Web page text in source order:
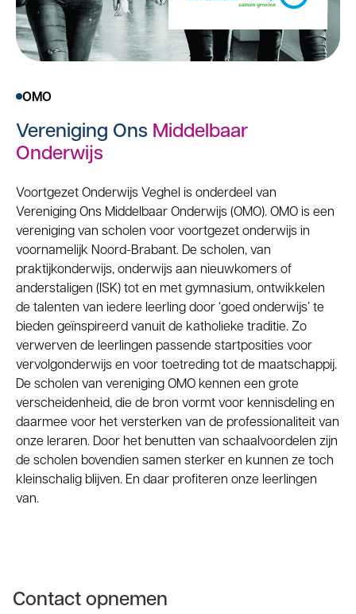
OMO
Vereniging Ons Middelbaar
Onderwijs
Voortgezet Onderwijs Veghel is onderdeel van
Vereniging Ons Middelbaar Onderwijs (OMO). OMO is een
vereniging van scholen voor voortgezet onderwijs in
voornamelijk Noord-Brabant. De scholen, van
praktijkonderwijs, onderwijs aan nieuwkomers of
anderstaligen (ISK) tot en met gymnasium, ontwikkelen
de talenten van iedere leerling door ‘goed onderwijs’ te
bieden geïnspireerd vanuit de katholieke traditie. Zo
verwerven de leerlingen passende startposities voor
vervolgonderwijs en voor toetreding tot de maatschappij.
De scholen van vereniging OMO kennen een grote
verscheidenheid, die de bron vormt voor kennisdeling en
daarmee voor het versterken van de professionaliteit van
onze leraren. Door het benutten van schaalvoordelen zijn
de scholen bovendien samen sterker en kunnen ze toch
kleinschalig blijven. En daar profiteren onze leerlingen
van.
Contact opnemen